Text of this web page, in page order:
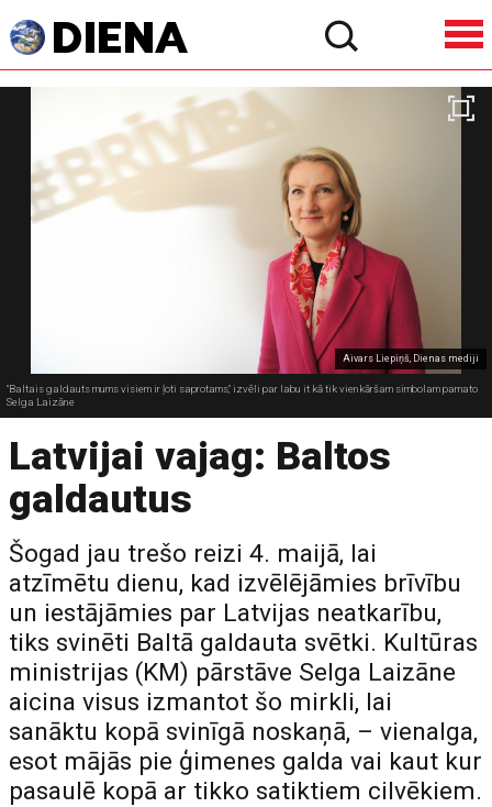
Aivars Liepiņš, Dienas mediji
"Baltais galdauts mums visiem ir ļoti saprotams," izvēli par labu it kā tik vienkāršam simbolam pamato
Selga Laizāne
Latvijai vajag: Baltos
galdautus
Šogad jau trešo reizi 4. maijā, lai
atzīmētu dienu, kad izvēlējāmies brīvību
un iestājāmies par Latvijas neatkarību,
tiks svinēti Baltā galdauta svētki. Kultūras
ministrijas (KM) pārstāve Selga Laizāne
aicina visus izmantot šo mirkli, lai
sanāktu kopā svinīgā noskaņā, – vienalga,
esot mājās pie ģimenes galda vai kaut kur
pasaulē kopā ar tikko satiktiem cilvēkiem.